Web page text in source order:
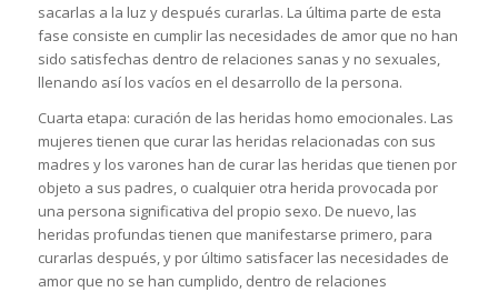
sacarlas a la luz y después curarlas. La última parte de esta
fase consiste en cumplir las necesidades de amor que no han
sido satisfechas dentro de relaciones sanas y no sexuales,
llenando así los vacíos en el desarrollo de la persona.
Cuarta etapa: curación de las heridas homo emocionales. Las
mujeres tienen que curar las heridas relacionadas con sus
madres y los varones han de curar las heridas que tienen por
objeto a sus padres, o cualquier otra herida provocada por
una persona significativa del propio sexo. De nuevo, las
heridas profundas tienen que manifestarse primero, para
curarlas después, y por último satisfacer las necesidades de
amor que no se han cumplido, dentro de relaciones